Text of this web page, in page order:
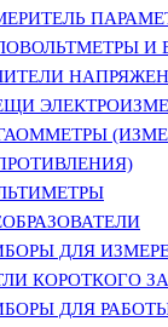
И
ДЛЯ
КОРОТКОГО
ДЛЯ